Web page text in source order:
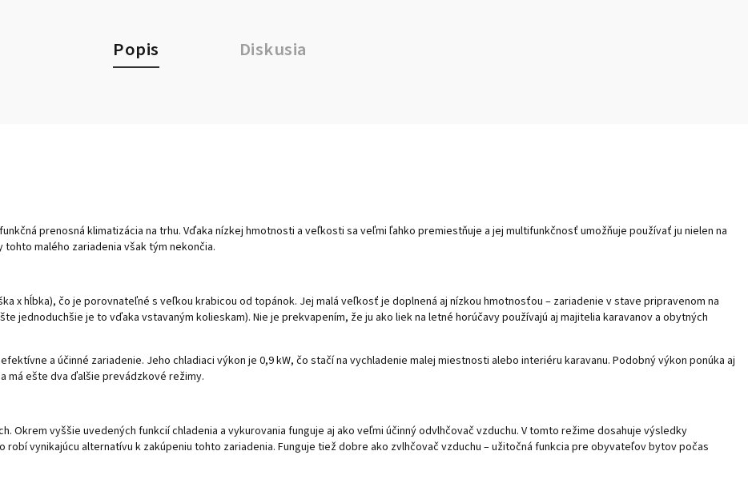
Popis Diskusia
prenosná klimatizácia na trhu. Vďaka nízkej hmotnosti a veľkosti sa veľmi ľahko premiestňuje a jej multifunkčnosť umožňuje používať ju nielen na
malého zariadenia však tým nekončia.
x hĺbka), čo je porovnateľné s veľkou krabicou od topánok. Jej malá veľkosť je doplnená aj nízkou hmotnosťou – zariadenie v stave pripravenom na
jednoduchšie je to vďaka vstavaným kolieskam). Nie je prekvapením, že ju ako liek na letné horúčavy používajú aj majitelia karavanov a obytných
a účinné zariadenie. Jeho chladiaci výkon je 0,9 kW, čo stačí na vychladenie malej miestnosti alebo interiéru karavanu. Podobný výkon ponúka aj
má ešte dva ďalšie prevádzkové režimy.
Okrem vyššie uvedených funkcií chladenia a vykurovania funguje aj ako veľmi účinný odvlhčovač vzduchu. V tomto režime dosahuje výsledky
vynikajúcu alternatívu k zakúpeniu tohto zariadenia. Funguje tiež dobre ako zvlhčovač vzduchu – užitočná funkcia pre obyvateľov bytov počas